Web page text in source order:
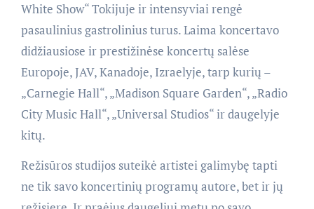
White Show“ Tokijuje ir intensyviai rengė
pasaulinius gastrolinius turus. Laima koncertavo
didžiausiose ir prestižinėse koncertų salėse
Europoje, JAV, Kanadoje, Izraelyje, tarp kurių –
„Carnegie Hall“, „Madison Square Garden“, „Radio
City Music Hall“, „Universal Studios“ ir daugelyje
kitų.
Režisūros studijos suteikė artistei galimybę tapti
ne tik savo koncertinių programų autore, bet ir jų